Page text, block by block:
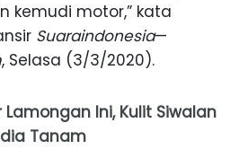
kemudi motor,” kata
Suaraindonesia—
, Selasa (3/3/2020).
Ini, Kulit Siwalan
Tanam